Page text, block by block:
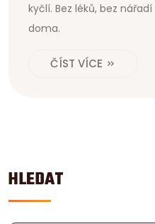
HLEDAT
kyčlí. Bez léků, bez
doma.
ČÍST VÍCE